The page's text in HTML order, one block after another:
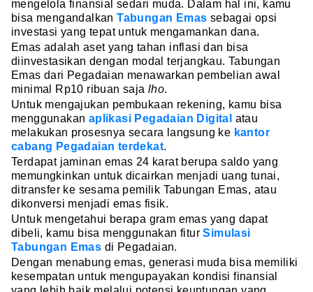
mengelola finansial sedari muda. Dalam hal ini, kamu
bisa mengandalkanTabungan Emas sebagai opsi
investasi yang tepat untuk mengamankan dana.
Emas adalah aset yang tahan inflasi dan bisa
diinvestasikan dengan modal terjangkau. Tabungan
Emas dari Pegadaian menawarkan pembelian awal
minimal Rp10 ribuan saja lho.
Untuk mengajukan pembukaan rekening, kamu bisa
menggunakan aplikasi Pegadaian Digital atau
melakukan prosesnya secara langsung ke kantor
cabang Pegadaian terdekat.
Terdapat jaminan emas 24 karat berupa saldo yang
memungkinkan untuk dicairkan menjadi uang tunai,
ditransfer ke sesama pemilik Tabungan Emas, atau
dikonversi menjadi emas fisik.
Untuk mengetahui berapa gram emas yang dapat
dibeli, kamu bisa menggunakan fiturSimulasi
Tabungan Emas di Pegadaian.
Dengan menabung emas, generasi muda bisa memiliki
kesempatan untuk mengupayakan kondisi finansial